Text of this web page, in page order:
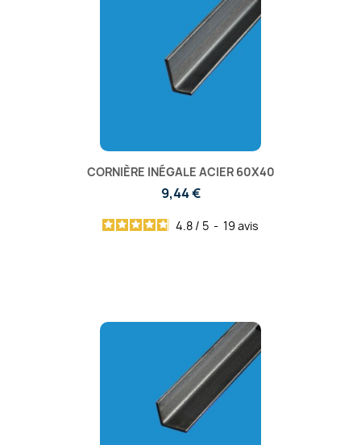
CORNIÈRE INÉGALE ACIER 60X40
9,44 €
4.8 / 5 - 19 avis